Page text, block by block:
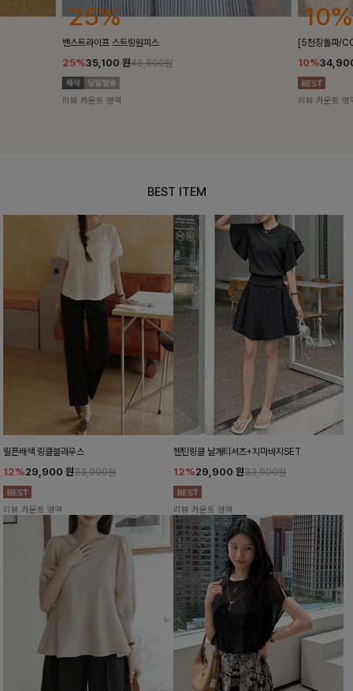
10%
[5천장돌파/COOL]멜틴 퍼프블라우스
10%34,900원38,700원
리뷰 카운트 영역
18%
켄픈배색 스트
18%
리뷰 카운트 영
BEST ITEM
릴픈배색 링클블라우스
12%29,900 원33,900원
리뷰 카운트 영역
헨틴링클 날개티셔츠+치마바지SET
12%29,900 원33,900원
리뷰 카운트 영역